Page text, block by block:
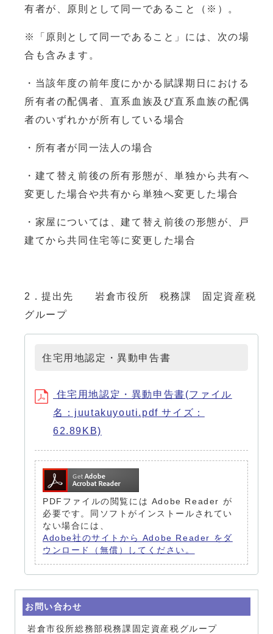
有者が、原則として同一であること（※）。
※「原則として同一であること」には、次の場
合も含みます。
・当該年度の前年度にかかる賦課期日における
所有者の配偶者、直系血族及び直系血族の配偶
者のいずれかが所有している場合
・所有者が同一法人の場合
・建て替え前後の所有形態が、単独から共有へ
変更した場合や共有から単独へ変更した場合
・家屋については、建て替え前後の形態が、戸
建てから共同住宅等に変更した場合
2．提出先 岩倉市役所 税務課 固定資産税
グループ
住宅用地認定・異動申告書
住宅用地認定・異動申告書(ファイル
名：juutakuyouti.pdf サイズ：
62.89KB)
PDFファイルの閲覧には Adobe Reader が
必要です。同ソフトがインストールされてい
ない場合には、
Adobe社のサイトから Adobe Reader をダ
ウンロード（無償）してください。
お問い合わせ
岩倉市役所総務部税務課固定資産税グループ